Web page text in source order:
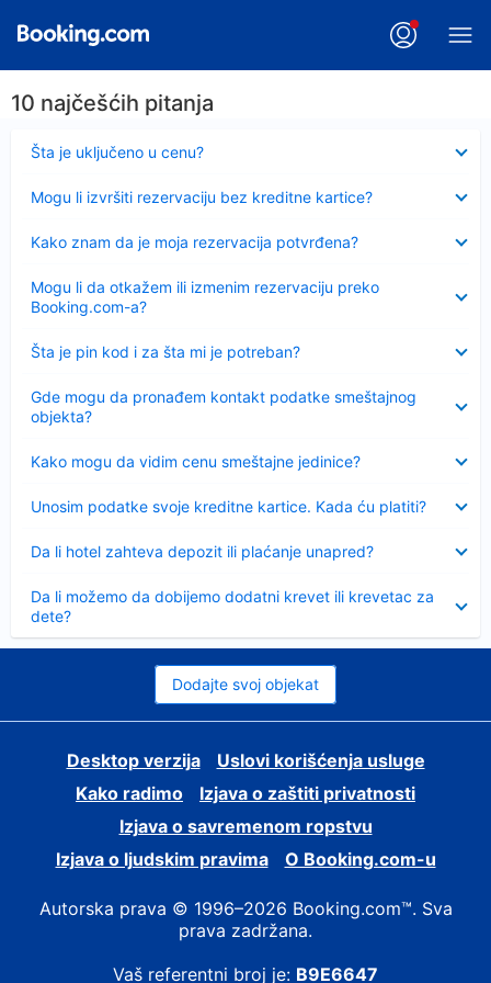
10 najčešćih pitanja
Šta je uključeno u cenu?
Sažeto
Mogu li izvršiti rezervaciju bez kreditne kartice?
Kako znam da je moja rezervacija potvrđena?
Mogu li da otkažem ili izmenim rezervaciju preko
Booking.com-a?
Šta je pin kod i za šta mi je potreban?
Sažeto
Gde mogu da pronađem kontakt podatke smeštajnog
objekta?
Kako mogu da vidim cenu smeštajne jedinice?
Unosim podatke svoje kreditne kartice. Kada ću platiti?
Da li hotel zahteva depozit ili plaćanje unapred?
Da li možemo da dobijemo dodatni krevet ili krevetac za
dete?
Dodajte svoj objekat
Desktop verzija
Uslovi korišćenja usluge
Kako radimo
Izjava o zaštiti privatnosti
Izjava o savremenom ropstvu
Izjava o ljudskim pravima
О Booking.com-u
Autorska prava © 1996–2026 Booking.com™. Sva
prava zadržana.
Vaš referentni broj je: B9E6647